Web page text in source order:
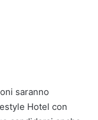
saranno
Hotel con